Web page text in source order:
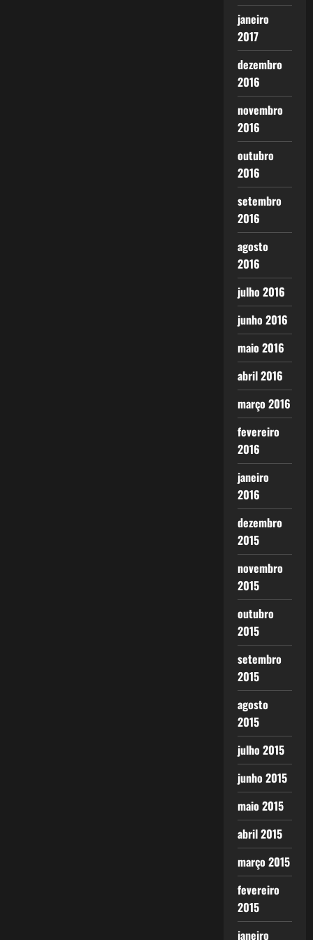
janeiro
2017
dezembro
2016
novembro
2016
outubro
2016
setembro
2016
agosto
2016
julho 2016
junho 2016
maio 2016
abril 2016
março 2016
fevereiro
2016
janeiro
2016
dezembro
2015
novembro
2015
outubro
2015
setembro
2015
agosto
2015
julho 2015
junho 2015
maio 2015
abril 2015
março 2015
fevereiro
2015
janeiro